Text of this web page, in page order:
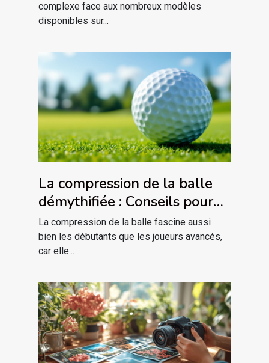
complexe face aux nombreux modèles
disponibles sur...
La compression de la balle
démythifiée : Conseils pour
tous niveaux
La compression de la balle fascine aussi
bien les débutants que les joueurs avancés,
car elle...